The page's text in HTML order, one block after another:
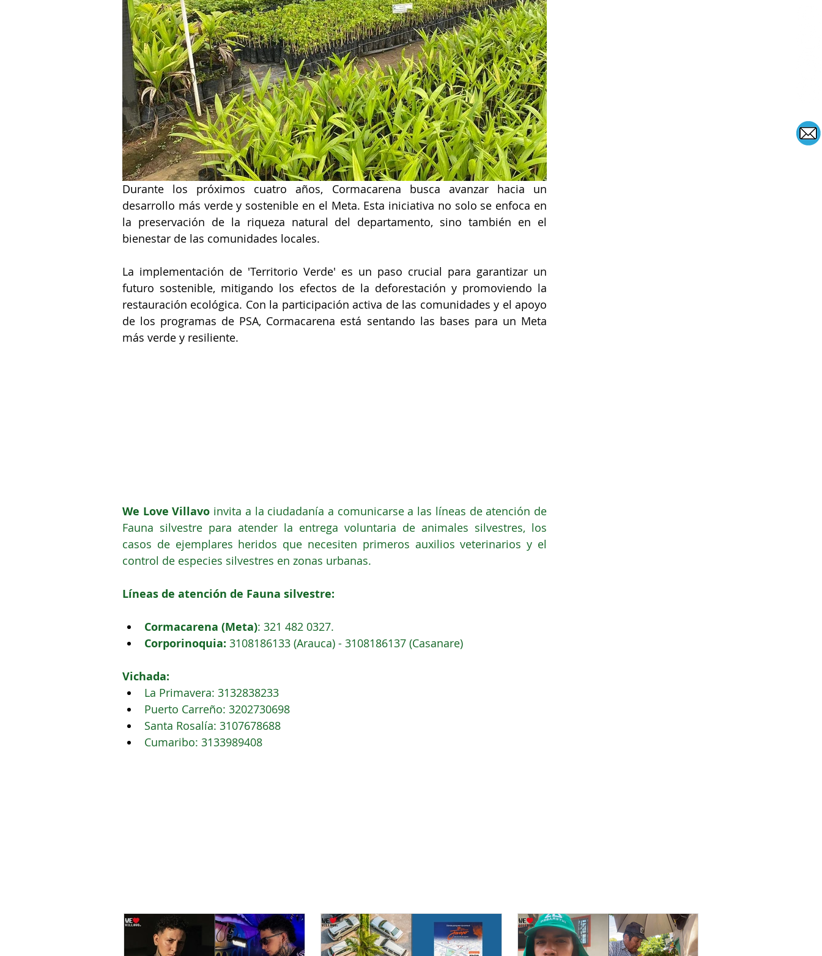
Durante los próximos cuatro años, Cormacarena busca avanzar hacia un
desarrollo más verde y sostenible en el Meta. Esta iniciativa no solo se enfoca en
la preservación de la riqueza natural del departamento, sino también en el
bienestar de las comunidades locales.
La implementación de 'Territorio Verde' es un paso crucial para garantizar un
futuro sostenible, mitigando los efectos de la deforestación y promoviendo la
restauración ecológica. Con la participación activa de las comunidades y el apoyo
de los programas de PSA, Cormacarena está sentando las bases para un Meta
más verde y resiliente.
We Love Villavo invita a la ciudadanía a comunicarse a las líneas de atención de
Fauna silvestre para atender la entrega voluntaria de animales silvestres, los
casos de ejemplares heridos que necesiten primeros auxilios veterinarios y el
control de especies silvestres en zonas urbanas.
Líneas de atención de Fauna silvestre:
Cormacarena (Meta): 321 482 0327.
Corporinoquia: 3108186133 (Arauca) - 3108186137 (Casanare)
Vichada:
La Primavera: 3132838233
Puerto Carreño: 3202730698
Santa Rosalía: 3107678688
Cumaribo: 3133989408